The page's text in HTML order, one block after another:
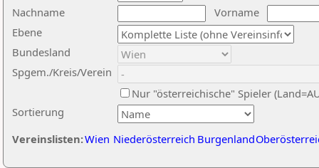
Nachname
Vorname
Ebene
Sortierung
Bundesland
Spgem./Kreis/Verein
Nur "österreichische" Spieler
Vereinslisten:Wien Niederösterreich Burgenland